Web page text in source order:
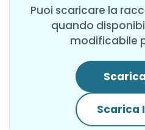
Puoi scaricare la
quando
modificabile
Scarica